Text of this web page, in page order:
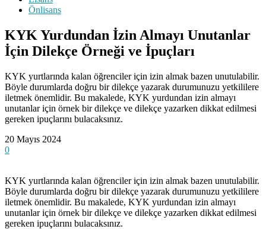
Önlisans
KYK Yurdundan İzin Almayı Unutanlar
İçin Dilekçe Örneği ve İpuçları
KYK yurtlarında kalan öğrenciler için izin almak bazen unutulabilir.
Böyle durumlarda doğru bir dilekçe yazarak durumunuzu yetkililere
iletmek önemlidir. Bu makalede, KYK yurdundan izin almayı
unutanlar için örnek bir dilekçe ve dilekçe yazarken dikkat edilmesi
gereken ipuçlarını bulacaksınız.
20 Mayıs 2024
0
KYK yurtlarında kalan öğrenciler için izin almak bazen unutulabilir.
Böyle durumlarda doğru bir dilekçe yazarak durumunuzu yetkililere
iletmek önemlidir. Bu makalede, KYK yurdundan izin almayı
unutanlar için örnek bir dilekçe ve dilekçe yazarken dikkat edilmesi
gereken ipuçlarını bulacaksınız.